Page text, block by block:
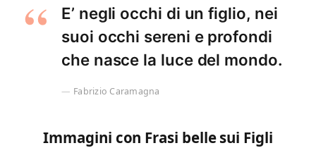
E’ negli occhi di un figlio, nei
suoi occhi sereni e profondi
che nasce la luce del mondo.
Fabrizio Caramagna
Immagini con Frasi belle sui Figli